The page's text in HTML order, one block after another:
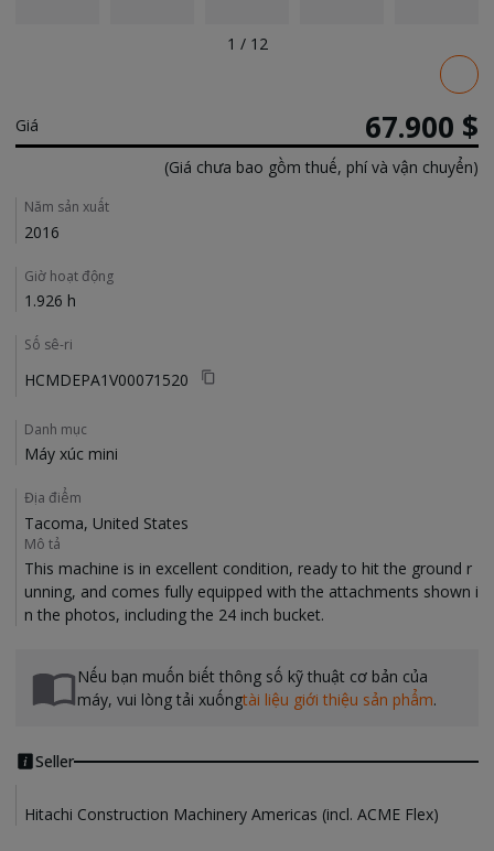
1 / 12
Giá 67.900 $
(Giá chưa bao gồm thuế, phí và vận chuyển)
Details
Năm sản xuất
2016
Giờ hoạt động
1.926 h
Số sê-ri
HCMDEPA1V00071520
Danh mục
Máy xúc mini
Địa điểm
Tacoma, United States
Mô tả
This machine is in excellent condition, ready to hit the ground r
unning, and comes fully equipped with the attachments shown i
Nếu bạn muốn biết thông số kỹ thuật cơ bản của
máy, vui lòng tải xuốngtài liệu giới thiệu sản phẩm.
Seller
Hitachi Construction Machinery Americas (incl. ACME Flex)